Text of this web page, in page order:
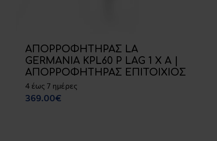
ΑΠΟΡΡΟΦΗΤΗΡΑΣ LA
GERMANIA KPL60 P LAG 1 X A |
ΑΠΟΡΡΟΦΗΤΗΡΑΣ ΕΠΙΤΟΙΧΙΟΣ
4 έως 7 ημέρες
369.00€